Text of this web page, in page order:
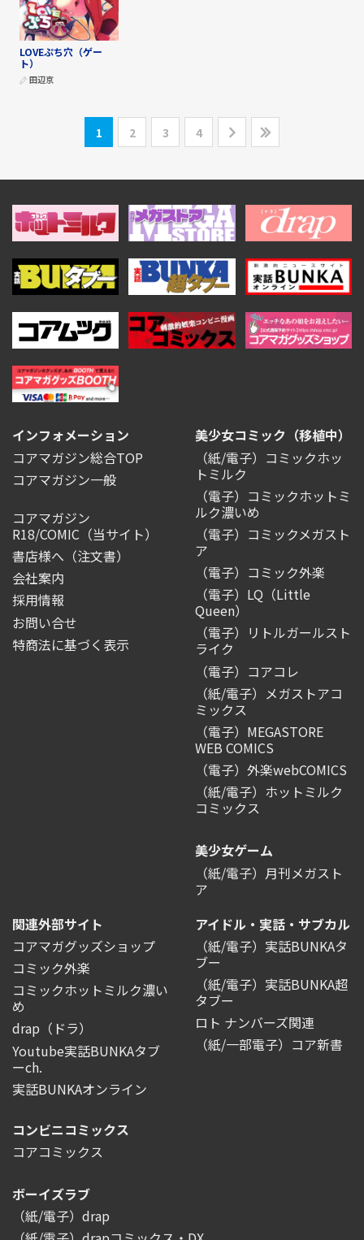
LOVEぷち穴（ゲー
ト）
田辺京
1 2 3 4
インフォメーション
コアマガジン総合TOP
コアマガジン一般
コアマガジン
R18/COMIC （当サイト）
書店様へ（注文書）
会社案内
採用情報
お問い合せ
特商法に基づく表示
美少女コミック（移植中）
（紙/電子）コミックホッ
トミルク
（電子）コミックホットミ
ルク濃いめ
（電子）コミックメガスト
ア
（電子）コミック外楽
（電子）LQ（Little
Queen）
（電子）リトルガールスト
ライク
（電子）コアコレ
（紙/電子）メガストアコ
ミックス
（電子）MEGASTORE
WEB COMICS
（電子）外楽webCOMICS
（紙/電子）ホットミルク
コミックス
美少女ゲーム
（紙/電子）月刊メガスト
ア
関連外部サイト
コアマガグッズショップ
コミック外楽
コミックホットミルク濃い
め
drap（ドラ）
Youtube実話BUNKAタブ
ーch.
実話BUNKAオンライン
アイドル・実話・サブカル
（紙/電子）実話BUNKAタ
ブー
（紙/電子）実話BUNKA超
タブー
ロト ナンバーズ関連
（紙/一部電子）コア新書
コンビニコミックス
コアコミックス
ボーイズラブ
（紙/電子）drap